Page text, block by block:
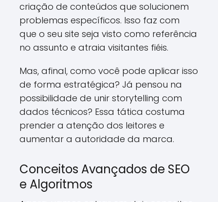
criação de conteúdos que solucionem
problemas específicos. Isso faz com
que o seu site seja visto como referência
no assunto e atraia visitantes fiéis.
Mas, afinal, como você pode aplicar isso
de forma estratégica? Já pensou na
possibilidade de unir storytelling com
dados técnicos? Essa tática costuma
prender a atenção dos leitores e
aumentar a autoridade da marca.
Conceitos Avançados de SEO
e Algoritmos